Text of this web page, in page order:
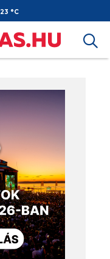
23 °C